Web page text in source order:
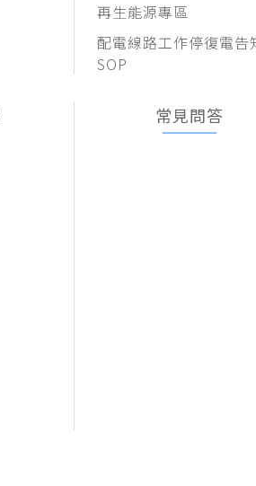
再生能源專區
配電線路工作停復電告
SOP
常見問答